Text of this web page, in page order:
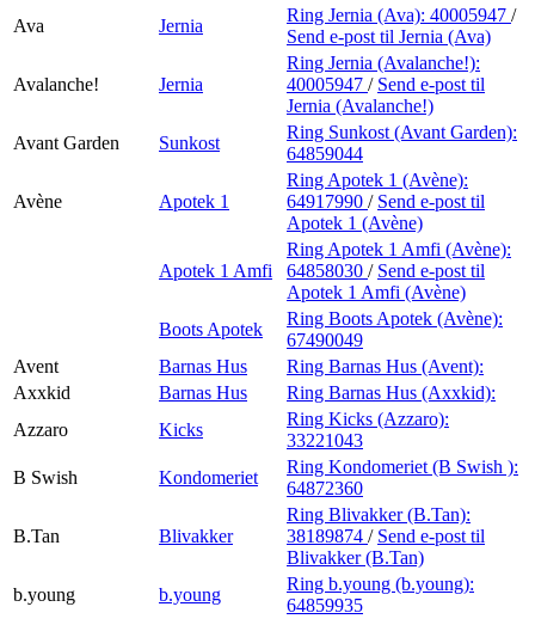
Ava
Jernia
Ring Jernia (Ava): 40005947 /
Send e-post til Jernia (Ava)
Avalanche! Jernia
Ring Jernia (Avalanche!):
40005947 / Send e-post til
Jernia (Avalanche!)
Avant Garden
Sunkost
Ring Sunkost (Avant Garden):
64859044
Avène Apotek 1
Ring Apotek 1 (Avène):
64917990 / Send e-post til
Apotek 1 (Avène)
Apotek 1 Amfi
Ring Apotek 1 Amfi (Avène):
64858030 / Send e-post til
Apotek 1 Amfi (Avène)
Boots Apotek
Ring Boots Apotek (Avène):
67490049
Avent
Barnas Hus
Ring Barnas Hus (Avent):
Axxkid
Barnas Hus
Ring Barnas Hus (Axxkid):
Azzaro
Kicks
Ring Kicks (Azzaro):
33221043
B Swish
Kondomeriet
Ring Kondomeriet (B Swish ):
64872360
B.Tan Blivakker
Ring Blivakker (B.Tan):
38189874 / Send e-post til
Blivakker (B.Tan)
b.young
b.young
Ring b.young (b.young):
64859935